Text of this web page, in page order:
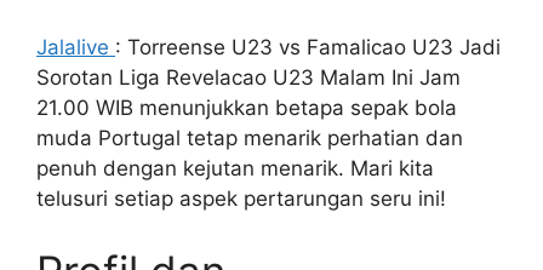
Jalalive : Torreense U23 vs Famalicao U23 Jadi
Sorotan Liga Revelacao U23 Malam Ini Jam
21.00 WIB menunjukkan betapa sepak bola
muda Portugal tetap menarik perhatian dan
penuh dengan kejutan menarik. Mari kita
telusuri setiap aspek pertarungan seru ini!